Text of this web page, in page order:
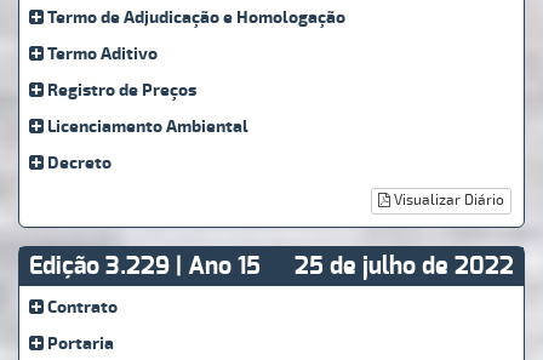
Termo de Adjudicação e Homologação
Termo Aditivo
Registro de Preços
Licenciamento Ambiental
Decreto
Visualizar Diário
Edição 3.229 | Ano 15 25 de julho de 2022
Contrato
Portaria